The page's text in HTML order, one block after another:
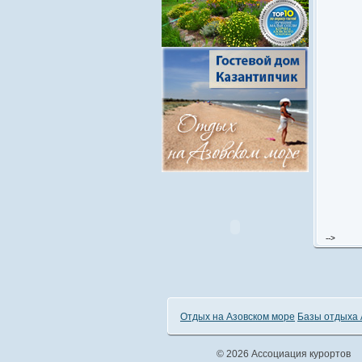
-->
Отдых на Азовском море Базы отдыха
© 2026 Ассоциация курортов